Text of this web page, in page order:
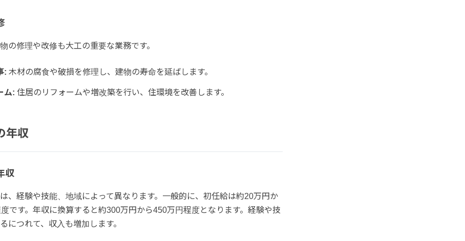
の修理や改修も大工の重要な業務です。
: 木材の腐食や破損を修理し、建物の寿命を延ばします。
ム: 住居のリフォームや増改築を行い、住環境を改善します。
年収
収
、経験や技能、地域によって異なります。一般的に、初任給は約20万円か
です。年収に換算すると約300万円から450万円程度となります。経験や技
につれて、収入も増加します。